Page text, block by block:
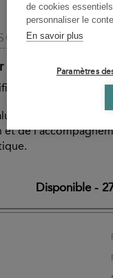
de cookies
personnaliser le
En savoir plus
Paramètres
de la République
sur les valeurs
et de
Disponible-